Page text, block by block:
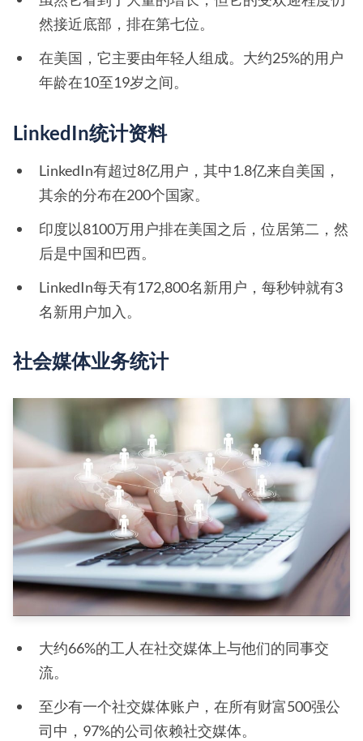
然接近底部，排在第七位。
在美国，它主要由年轻人组成。大约25%的用户
年龄在10至19岁之间。
LinkedIn统计资料
LinkedIn有超过8亿用户，其中1.8亿来自美国，
其余的分布在200个国家。
印度以8100万用户排在美国之后，位居第二，然
后是中国和巴西。
LinkedIn每天有172,800名新用户，每秒钟就有3
名新用户加入。
社会媒体业务统计
大约66%的工人在社交媒体上与他们的同事交
流。
至少有一个社交媒体账户，在所有财富500强公
司中，97%的公司依赖社交媒体。